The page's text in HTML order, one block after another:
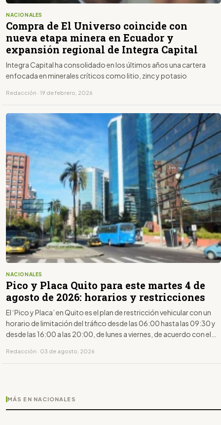
NACIONALES
Compra de El Universo coincide con
nueva etapa minera en Ecuador y
expansión regional de Integra Capital
Integra Capital ha consolidado en los últimos años una cartera
enfocada en minerales críticos como litio, zinc y potasio
Redacción · 19 de febrero, 2026
NACIONALES
Pico y Placa Quito para este martes 4 de
agosto de 2026: horarios y restricciones
El ‘Pico y Placa’ en Quito es el plan de restricción vehicular con un
horario de limitación del tráfico desde las 06:00 hasta las 09:30 y
desde las 16:00 a las 20:00, de lunes a viernes, de acuerdo con el
Redacción · 03 de agosto, 2026
MÁS EN NACIONALES